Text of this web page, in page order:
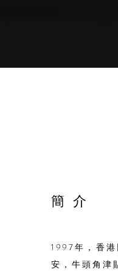
​簡介
1997年，香
安，牛頭角津